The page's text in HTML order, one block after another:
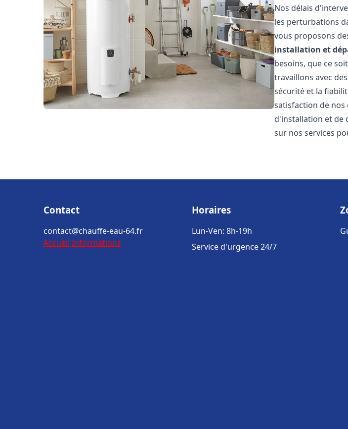
Nos délais
les perturbations
vous proposons
installation et
besoins, que ce
travaillons avec
sécurité et la
satisfaction de
d'installation et de
sur nos services
Contact
contact@chauffe-eau-64.fr
Accueil Informations
Horaires
Lun-Ven: 8h-19h
Service d'urgence 24/7